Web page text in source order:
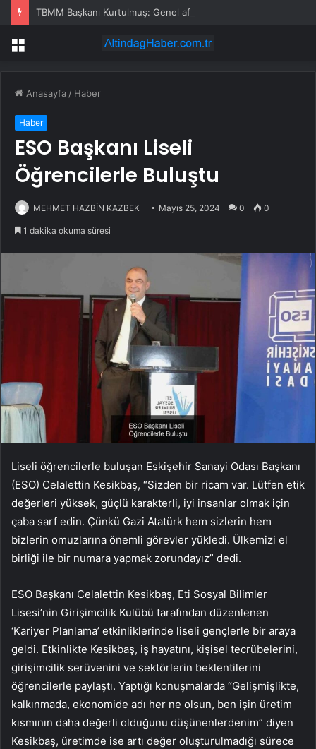
TBMM Başkanı Kurtulmuş: Genel af, şahsa özel af yok
Menü
Anasayfa / Haber
Haber
ESO Başkanı Liseli
Öğrencilerle Buluştu
MEHMET HAZBİN KAZBEK Mayıs 25, 2024 0 0
1 dakika okuma süresi
Liseli öğrencilerle buluşan Eskişehir Sanayi Odası Başkanı
(ESO) Celalettin Kesikbaş, “Sizden bir ricam var. Lütfen etik
değerleri yüksek, güçlü karakterli, iyi insanlar olmak için
çaba sarf edin. Çünkü Gazi Atatürk hem sizlerin hem
bizlerin omuzlarına önemli görevler yükledi. Ülkemizi el
birliği ile bir numara yapmak zorundayız” dedi.
ESO Başkanı Celalettin Kesikbaş, Eti Sosyal Bilimler
Lisesi’nin Girişimcilik Kulübü tarafından düzenlenen
‘Kariyer Planlama’ etkinliklerinde liseli gençlerle bir araya
geldi. Etkinlikte Kesikbaş, iş hayatını, kişisel tecrübelerini,
girişimcilik serüvenini ve sektörlerin beklentilerini
öğrencilerle paylaştı. Yaptığı konuşmalarda “Gelişmişlikte,
kalkınmada, ekonomide adı her ne olsun, ben işin üretim
kısmının daha değerli olduğunu düşünenlerdenim” diyen
Kesikbaş, üretimde ise artı değer oluşturulmadığı sürece